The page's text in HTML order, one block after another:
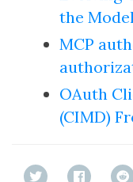
the
MCP
OAuth
(CIMD)